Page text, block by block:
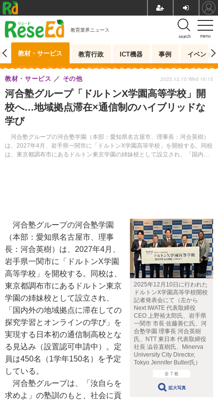
menu
search
教育業界ニュース
教材・サービス 教育行政 ICT機器 事例 イベント
河合塾グループ「ドルトンX学園高等学校」開
校へ…地域拠点滞在×通信制のハイブリッドな
学び
河合塾グループの河合塾学園（本部：愛知県名古屋市、理事長：河合英樹）
は、2027年4月、岩手県一関市に「ドルトンX学園高等学校」を開校する。同校
は、東京都調布市にあるドルトン東京学園の姉妹校として設立され、「国内外
教材・サービス その他 2025.12.10 Wed 16:15
2025年12月10日に行われた
ドルトンX学園高等学校開校
記者発表会にて（左から
Next IWATE 代表取締役
CEO 上野裕太郎氏、岩手県
一関市 市長 佐藤善仁氏、河
合塾学園 理事長 河合英樹
氏、NTT 東日本 代表取締役
社長 澁谷直樹氏、Minerva
University City Director,
Tokyo Jennifer Butler氏）
全 7 枚
拡大写真
河合塾グループの河合塾学園
（本部：愛知県名古屋市、理事
長：河合英樹）は、2027年4月、
岩手県一関市に「ドルトンX学園
高等学校」を開校する。同校は、
東京都調布市にあるドルトン東京
学園の姉妹校として設立され、
「国内外の地域拠点に滞在しての
探究学習とオンラインの学び」を
実現する日本初の通信制高校とな
る見込み（設置認可申請中）。定
員は450名（1学年150名）を予定
している。
河合塾グループは、「汝自らを
求めよ」の塾訓のもと、社会に貢